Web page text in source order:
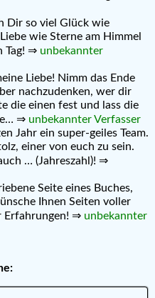
Dir so viel Glück wie
wie Sterne am Himmel
Tag! ⇒ unbekannter
Liebe! Nimm das Ende
nachzudenken, wer dir
die einen fest und lass die
⇒ unbekannter Verfasser
Jahr ein super-geiles Team.
einer von euch zu sein.
… (Jahreszahl)! ⇒
Seite eines Buches,
Ihnen Seiten voller
Erfahrungen! ⇒ unbekannter